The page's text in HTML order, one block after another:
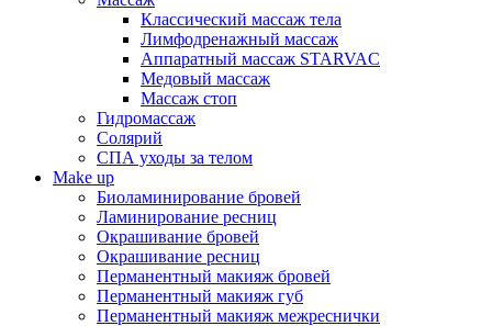
Классический массаж тела
Лимфодренажный массаж
Аппаратный массаж STARVAC
Медовый массаж
Массаж стоп
Гидромассаж
Солярий
СПА уходы за телом
Make up
Биоламинирование бровей
Ламинирование ресниц
Окрашивание бровей
Окрашивание ресниц
Перманентный макияж бровей
Перманентный макияж губ
Перманентный макияж межреснички